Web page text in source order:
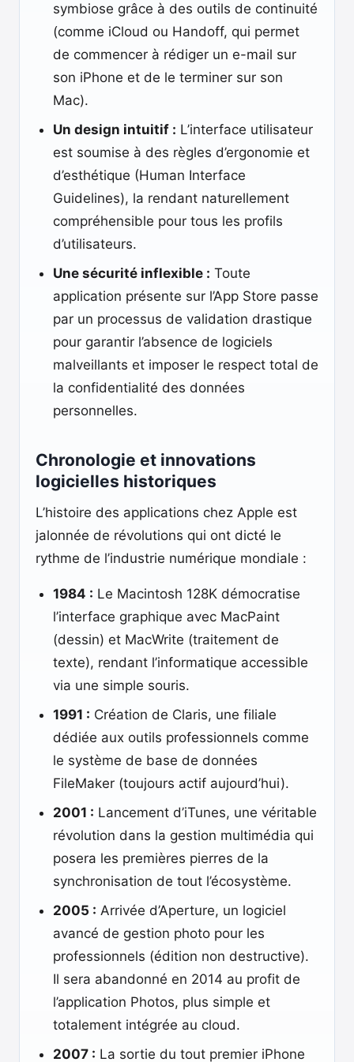
symbiose grâce à des outils de continuité
(comme iCloud ou Handoff, qui permet
de commencer à rédiger un e-mail sur
son iPhone et de le terminer sur son
Mac).
Un design intuitif : L’interface utilisateur
est soumise à des règles d’ergonomie et
d’esthétique (Human Interface
Guidelines), la rendant naturellement
compréhensible pour tous les profils
d’utilisateurs.
Une sécurité inflexible : Toute
application présente sur l’App Store passe
par un processus de validation drastique
pour garantir l’absence de logiciels
malveillants et imposer le respect total de
la confidentialité des données
personnelles.
Chronologie et innovations
logicielles historiques
L’histoire des applications chez Apple est
jalonnée de révolutions qui ont dicté le
rythme de l’industrie numérique mondiale :
1984 : Le Macintosh 128K démocratise
l’interface graphique avec MacPaint
(dessin) et MacWrite (traitement de
texte), rendant l’informatique accessible
via une simple souris.
1991 : Création de Claris, une filiale
dédiée aux outils professionnels comme
le système de base de données
FileMaker (toujours actif aujourd’hui).
2001 : Lancement d’iTunes, une véritable
révolution dans la gestion multimédia qui
posera les premières pierres de la
synchronisation de tout l’écosystème.
2005 : Arrivée d’Aperture, un logiciel
avancé de gestion photo pour les
professionnels (édition non destructive).
Il sera abandonné en 2014 au profit de
l’application Photos, plus simple et
totalement intégrée au cloud.
2007 : La sortie du tout premier iPhone